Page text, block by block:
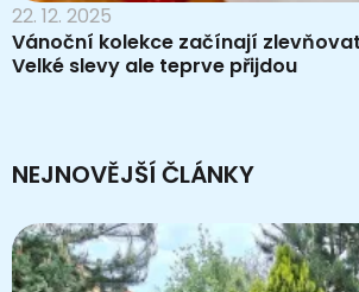
22. 12. 2025
Vánoční kolekce začínají
Velké slevy ale teprve přijdou
NEJNOVĚJŠÍ ČLÁNKY